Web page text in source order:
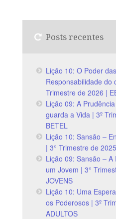
Posts recentes
Lição 10: O Poder
Responsabilidade do
Trimestre de 2026 |
Lição 09: A
guarda a Vida | 3º
BETEL
Lição 10: Sansão –
| 3° Trimestre de
Lição 09: Sansão –
um Jovem | 3°
JOVENS
Lição 10: Uma
os Poderosos | 3º
ADULTOS